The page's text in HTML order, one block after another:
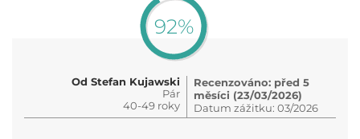
92%
Od Stefan Kujawski
Pár
40-49 roky
Recenzováno: před 5
měsíci (23/03/2026)
Datum zážitku: 03/2026